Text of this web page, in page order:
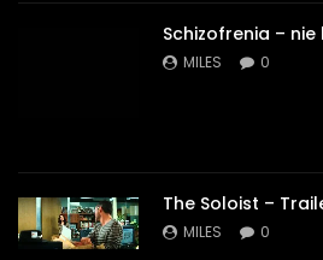
Schizofrenia –
MILES 0
The Soloist –
MILES 0